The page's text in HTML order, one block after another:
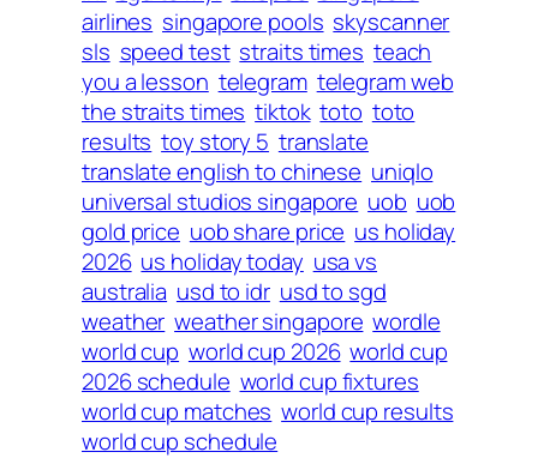
airlines singapore pools skyscanner
sls speed test straits times teach
you a lesson telegram telegram web
the straits times tiktok toto toto
results toy story 5 translate
translate english to chinese uniqlo
universal studios singapore uob uob
gold price uob share price us holiday
2026 us holiday today usa vs
australia usd to idr usd to sgd
weather weather singapore wordle
world cup world cup 2026 world cup
2026 schedule world cup fixtures
world cup matches world cup results
world cup schedule